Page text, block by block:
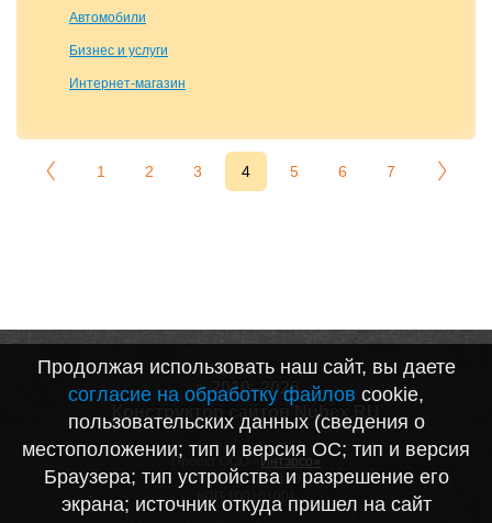
Автомобили
Бизнес и услуги
Интернет-магазин
1 2 3 4 5 6 7
© 2010–2026
Конструктор сайтов Nubex.RU
Проект ООО «
Интэрсо»
ИНН 1001172170
КПП 100101001
Продолжая использовать наш сайт, вы даете
согласие на обработку файлов cookie,
пользовательских данных (сведения о
местоположении; тип и версия ОС; тип и версия
Браузера; тип устройства и разрешение его
экрана; источник откуда пришел на сайт